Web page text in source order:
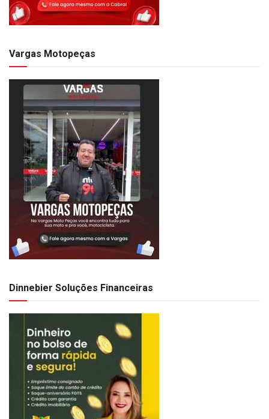
Vargas Motopeças
Dinnebier Soluções Financeiras